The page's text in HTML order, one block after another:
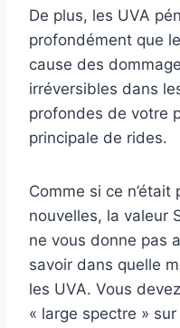
De plus, les UVA
profondément que
cause des
irréversibles dans
profondes de votre
principale de rides.
Comme si ce
nouvelles, la valeur
ne vous donne pas
savoir dans quelle
les UVA. Vous
« large spectre »